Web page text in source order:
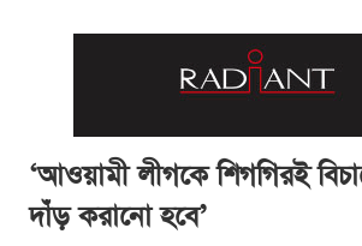
‘আওয়ামী লীগকে শিগগিরই
দাঁড় করানো হবে’